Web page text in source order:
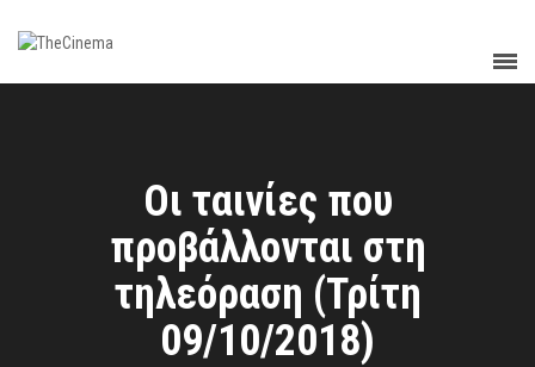
Οι ταινίες που
προβάλλονται στη
τηλεόραση (Τρίτη
09/10/2018)